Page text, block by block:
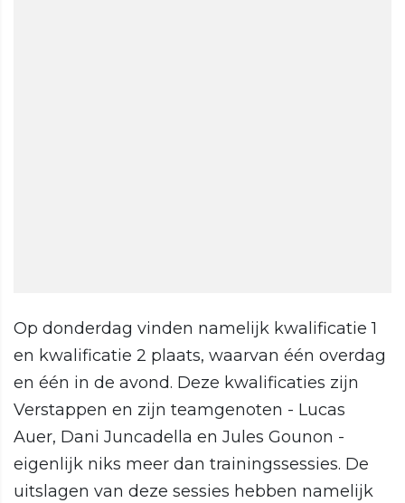
Op donderdag vinden namelijk kwalificatie 1
en kwalificatie 2 plaats, waarvan één overdag
en één in de avond. Deze kwalificaties zijn
Verstappen en zijn teamgenoten - Lucas
Auer, Dani Juncadella en Jules Gounon -
eigenlijk niks meer dan trainingssessies. De
uitslagen van deze sessies hebben namelijk